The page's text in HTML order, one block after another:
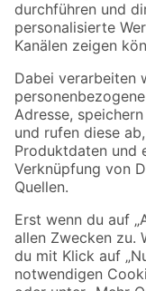
Folge uns
Zahlungsarten
Sicher einkaufen
Jetzt die toom-App